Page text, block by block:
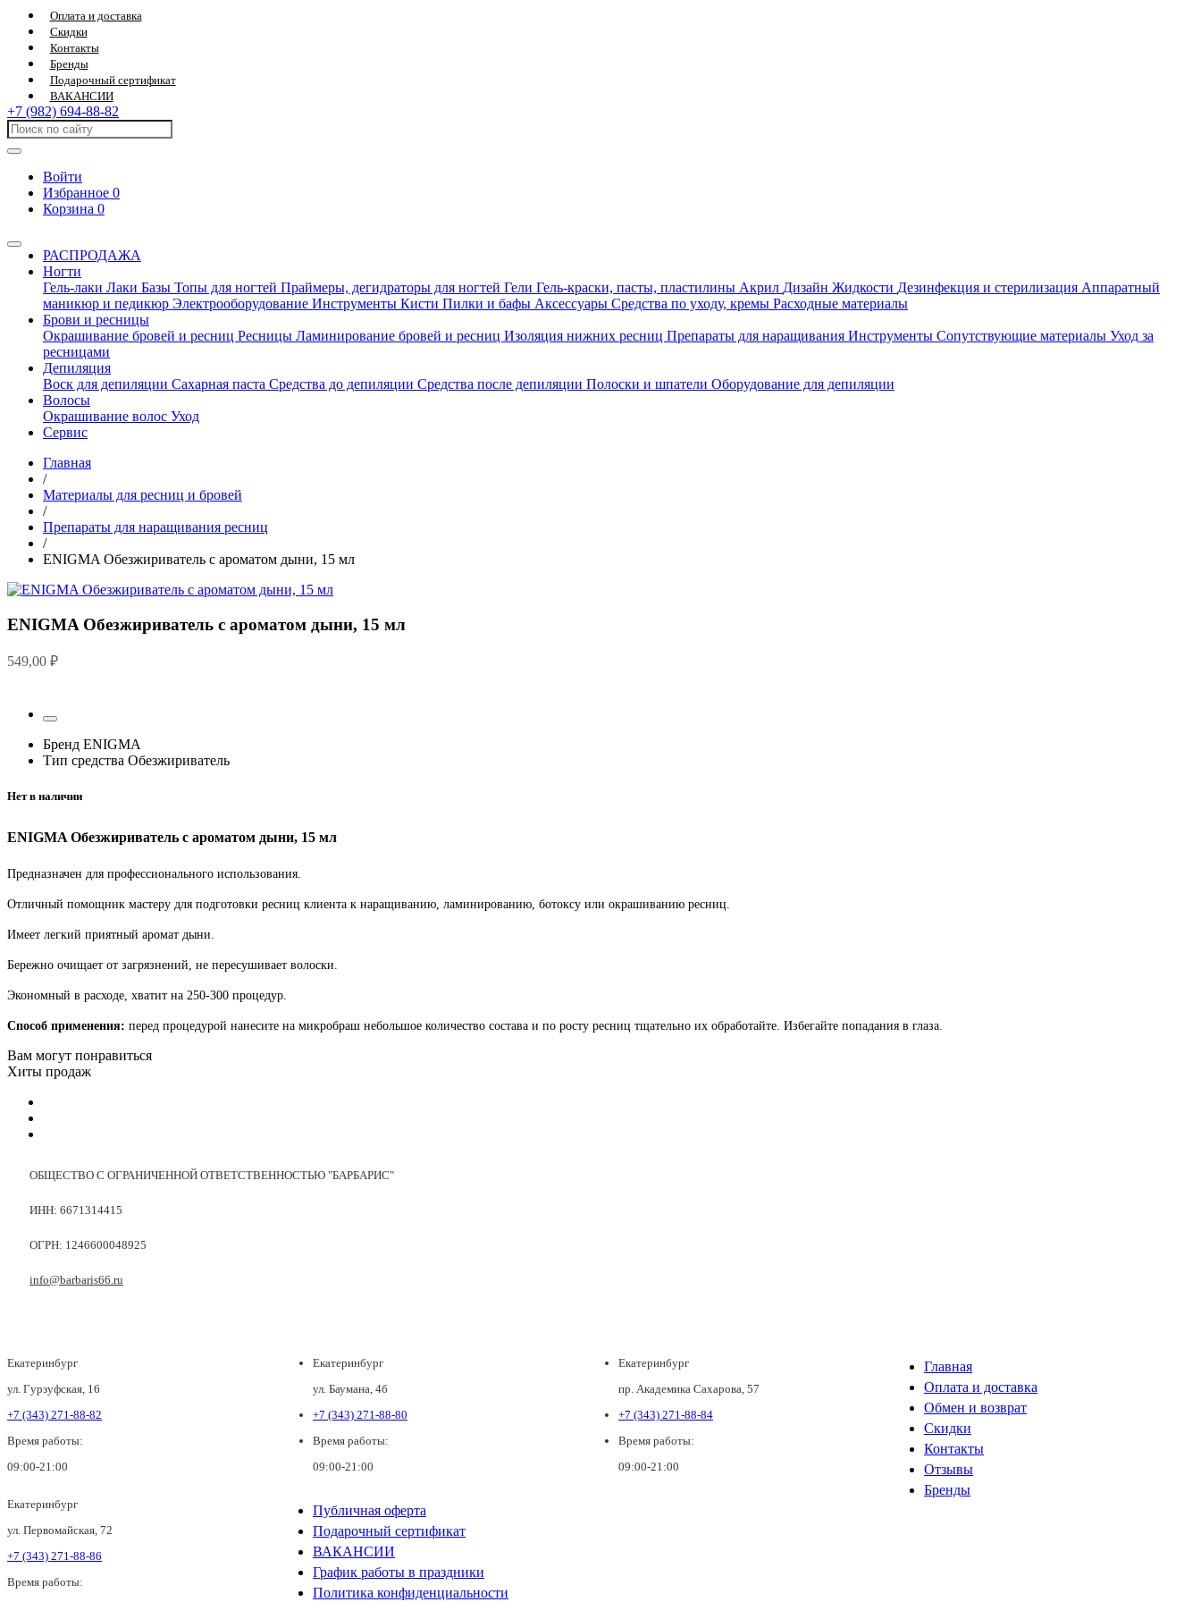
Оплата и доставка
Скидки
Контакты
Бренды
Подарочный сертификат
ВАКАНСИИ
+7 (982) 694-88-82
Войти
Избранное 0
Корзина 0
РАСПРОДАЖА
Ногти
Гель-лаки Лаки Базы Топы для ногтей Праймеры, дегидраторы для ногтей Гели Гель-краски, пасты, пластилины Акрил Дизайн Жидкости Дезинфекция и стерилизация Аппаратный
маникюр и педикюр Электрооборудование Инструменты Кисти Пилки и бафы Аксессуары Средства по уходу, кремы Расходные материалы
Брови и ресницы
Окрашивание бровей и ресниц Ресницы Ламинирование бровей и ресниц Изоляция нижних ресниц Препараты для наращивания Инструменты Сопутствующие материалы Уход за
ресницами
Депиляция
Воск для депиляции Сахарная паста Средства до депиляции Средства после депиляции Полоски и шпатели Оборудование для депиляции
Волосы
Окрашивание волос Уход
Сервис
Главная
/
Материалы для ресниц и бровей
/
Препараты для наращивания ресниц
/
ENIGMA Обезжириватель с ароматом дыни, 15 мл
ENIGMA Обезжириватель с ароматом дыни, 15 мл
549,00 ₽
Бренд ENIGMA
Тип средства Обезжириватель
Нет в наличии
ENIGMA Обезжириватель с ароматом дыни, 15 мл
Предназначен для профессионального использования.
Отличный помощник мастеру для подготовки ресниц клиента к наращиванию, ламинированию, ботоксу или окрашиванию ресниц.
Имеет легкий приятный аромат дыни.
Бережно очищает от загрязнений, не пересушивает волоски.
Экономный в расходе, хватит на 250-300 процедур.
Способ применения: перед процедурой нанесите на микробраш небольшое количество состава и по росту ресниц тщательно их обработайте. Избегайте попадания в глаза.
Вам могут понравиться
Хиты продаж
ОБЩЕСТВО С ОГРАНИЧЕННОЙ ОТВЕТСТВЕННОСТЬЮ "БАРБАРИС"
ИНН: 6671314415
ОГРН: 1246600048925
info@barbaris66.ru
Екатеринбург
ул. Гурзуфская, 16
+7 (343) 271-88-82
Время работы:
09:00-21:00
Екатеринбург
ул. Баумана, 4б
+7 (343) 271-88-80
Время работы:
09:00-21:00
Екатеринбург
пр. Академика Сахарова, 57
+7 (343) 271-88-84
Время работы:
09:00-21:00
Екатеринбург
ул. Первомайская, 72
+7 (343) 271-88-86
Время работы:
Главная
Оплата и доставка
Обмен и возврат
Скидки
Контакты
Отзывы
Бренды
Публичная оферта
Подарочный сертификат
ВАКАНСИИ
График работы в праздники
Политика конфиденциальности